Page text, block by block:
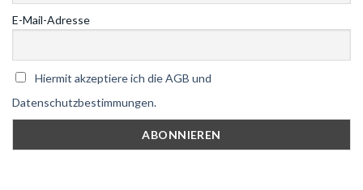
E-Mail-Adresse
Hiermit akzeptiere ich die AGB und
Datenschutzbestimmungen.